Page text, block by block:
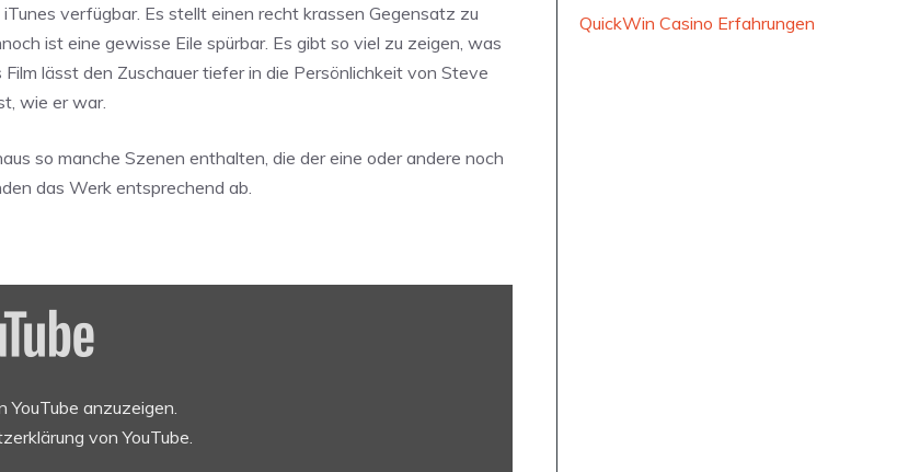
verfügbar. Es stellt einen recht krassen Gegensatz zu
ist eine gewisse Eile spürbar. Es gibt so viel zu zeigen, was
lässt den Zuschauer tiefer in die Persönlichkeit von Steve
wie er war.
so manche Szenen enthalten, die der eine oder andere noch
das Werk entsprechend ab.
YouTube anzuzeigen.
von YouTube
QuickWin Casino Erfahrungen